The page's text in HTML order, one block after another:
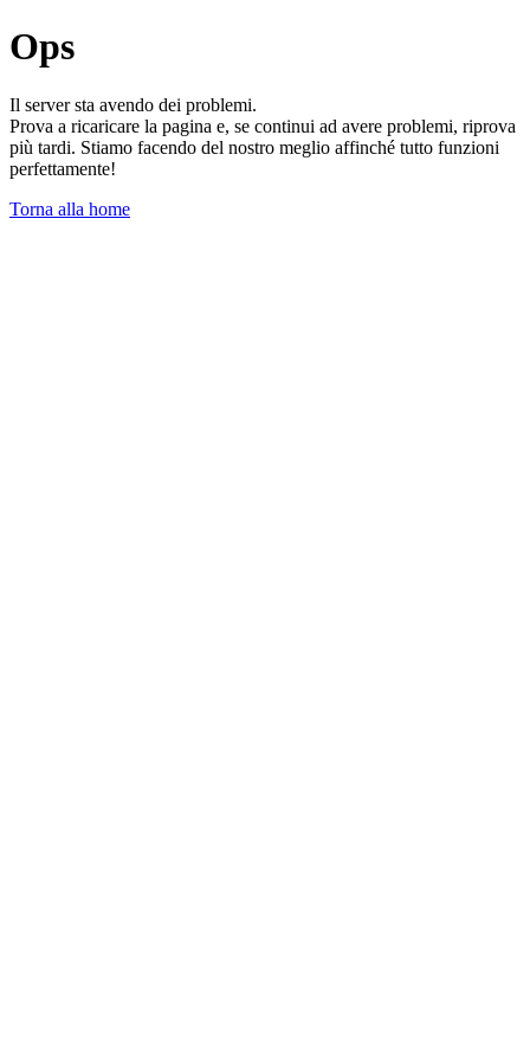
Ops
Il server sta avendo dei problemi.
Prova a ricaricare la pagina e, se continui ad avere problemi, riprova
più tardi. Stiamo facendo del nostro meglio affinché tutto funzioni
perfettamente!
Torna alla home